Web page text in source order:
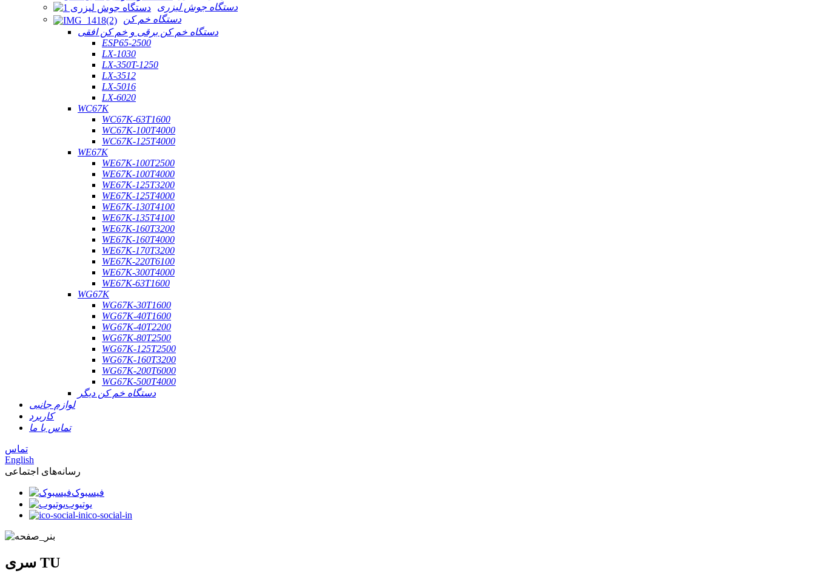
دستگاه جوش لیزری
دستگاه خم کن
دستگاه خم کن برقی و خم کن افقی
ESP65-2500
LX-1030
LX-350T-1250
LX-3512
LX-5016
LX-6020
WC67K
WC67K-63T1600
WC67K-100T4000
WC67K-125T4000
WE67K
WE67K-100T2500
WE67K-100T4000
WE67K-125T3200
WE67K-125T4000
WE67K-130T4100
WE67K-135T4100
WE67K-160T3200
WE67K-160T4000
WE67K-170T3200
WE67K-220T6100
WE67K-300T4000
WE67K-63T1600
WG67K
WG67K-30T1600
WG67K-40T1600
WG67K-40T2200
WG67K-80T2500
WG67K-125T2500
WG67K-160T3200
WG67K-200T6000
WG67K-500T4000
دستگاه خم کن دیگر
لوازم جانبی
کاربرد
تماس با ما
تماس
English
رسانه‌های اجتماعی
فیسبوک
یوتیوب
ico-social-in
سری TU